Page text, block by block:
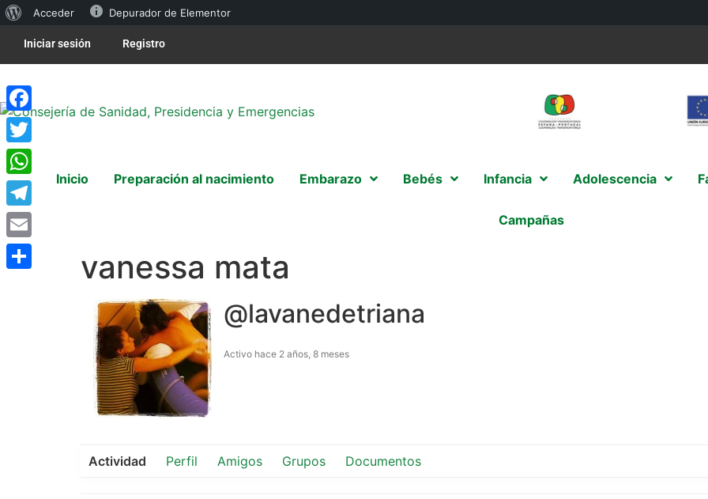
Acceder Depurador de Elementor
Iniciar sesión Registro
Inicio Preparación al nacimiento Embarazo Bebés Infancia Adolescencia
Campañas
vanessa mata
@lavanedetriana
Activo hace 2 años, 8 meses
Actividad Perfil Amigos Grupos Documentos
Facebook
Twitter
WhatsApp
Telegram
Email